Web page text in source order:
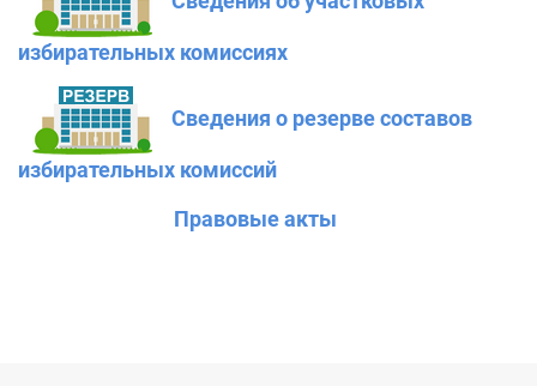
избирательных комиссиях
Сведения о резерве составов
избирательных комиссий
Правовые акты